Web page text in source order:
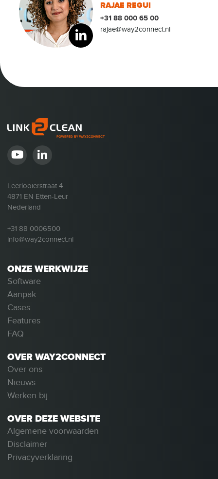
RAJAE REGUI
+31 88 000 65 00
rajae@way2connect.nl
Leerlooierstraat 4
4871 EN Etten-Leur
Nederland
+31 88 0006500
info@way2connect.nl
ONZE WERKWIJZE
Software
Aanpak
Cases
Features
FAQ
OVER WAY2CONNECT
Over ons
Nieuws
Werken bij
OVER DEZE WEBSITE
Algemene voorwaarden
Disclaimer
Privacyverklaring